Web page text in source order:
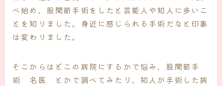
べ始め、股関節手術をしたと芸能人や知人に多いこ
とを知りました。身近に感じられる手術だなと印象
は変わりました。
そこからはどこの病院にするかで悩み、股関節手
術 名医 とかで調べてみたり、知人が手術した病